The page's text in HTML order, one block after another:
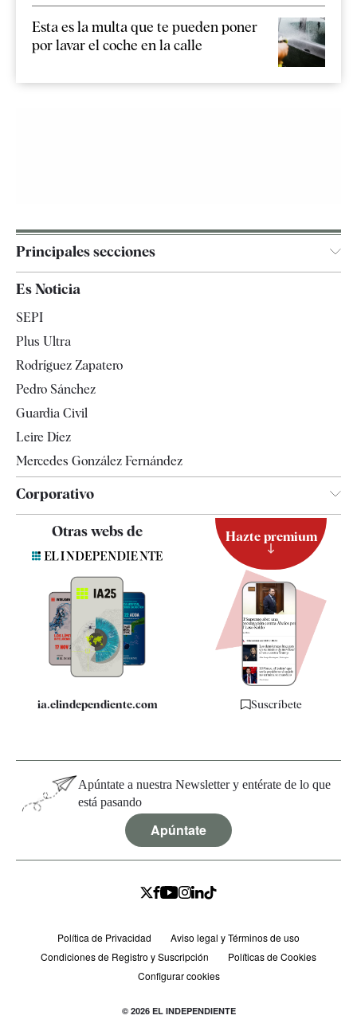
Esta es la multa que te pueden poner
por lavar el coche en la calle
Principales secciones
España
Televisión
Es Noticia
SEPI
Plus Ultra
Rodríguez Zapatero
Pedro Sánchez
Guardia Civil
Leire Díez
Mercedes González Fernández
Corporativo
Contacto
Quiénes somos
Especificaciones
Otras webs de
ia.elindependiente.com
Hazte premium
Suscríbete
Apúntate a nuestra Newsletter y entérate de lo que
está pasando
Apúntate
Política de Privacidad
Aviso legal y Términos de uso
Condiciones de Registro y Suscripción
Políticas de Cookies
Configurar cookies
© 2026 EL INDEPENDIENTE